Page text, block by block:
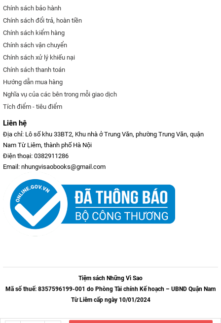
Chính sách bảo hành
Chính sách đổi trả, hoàn tiền
Chính sách kiểm hàng
Chính sách vận chuyển
Chính sách xử lý khiếu nại
Chính sách thanh toán
Hướng dẫn mua hàng
Nghĩa vụ của các bên trong mỗi giao dịch
Tích điểm - tiêu điểm
Liên hệ
Địa chỉ: Lô số khu 33BT2, Khu nhà ở Trung Văn, phường Trung Văn, quận
Nam Từ Liêm, thành phố Hà Nội
Điện thoại: 0382911286
Email: nhungvisaobooks@gmail.com
Tiệm sách Những Vì Sao
Mã số thuế: 8357596199-001 do Phòng Tài chính Kế hoạch – UBND Quận Nam
Từ Liêm cấp ngày 10/01/2024